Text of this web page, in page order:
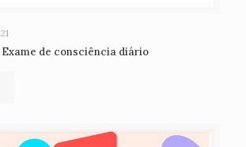
Exame de consciência diário